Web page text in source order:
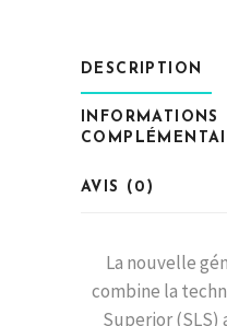
DESCRIPTION
INFORMATIONS
AVIS (0)
La nouvelle
combine la
Superior